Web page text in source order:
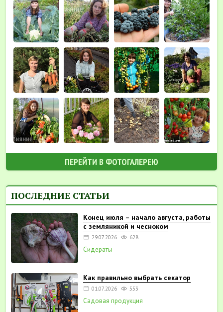
ПЕРЕЙТИ В ФОТОГАЛЕРЕЮ
ПОСЛЕДНИЕ СТАТЬИ
Конец июля – начало августа, работы
с земляникой и чесноком
29.07.2026 628
Сидераты
Как правильно выбрать секатор
01.07.2026 553
Садовая продукция